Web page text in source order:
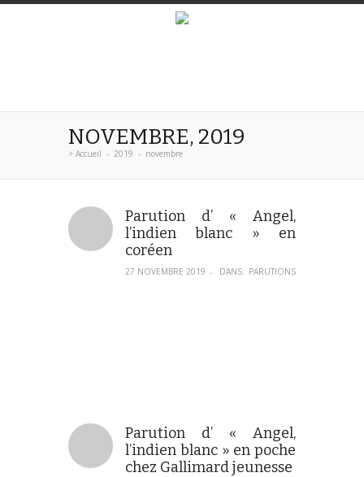
NOVEMBRE, 2019
> Accueil - 2019 - novembre
Parution d’ « Angel,
l’indien blanc » en
coréen
27 NOVEMBRE 2019 – DANS: PARUTIONS
Parution d’ « Angel,
l’indien blanc » en poche
chez Gallimard jeunesse